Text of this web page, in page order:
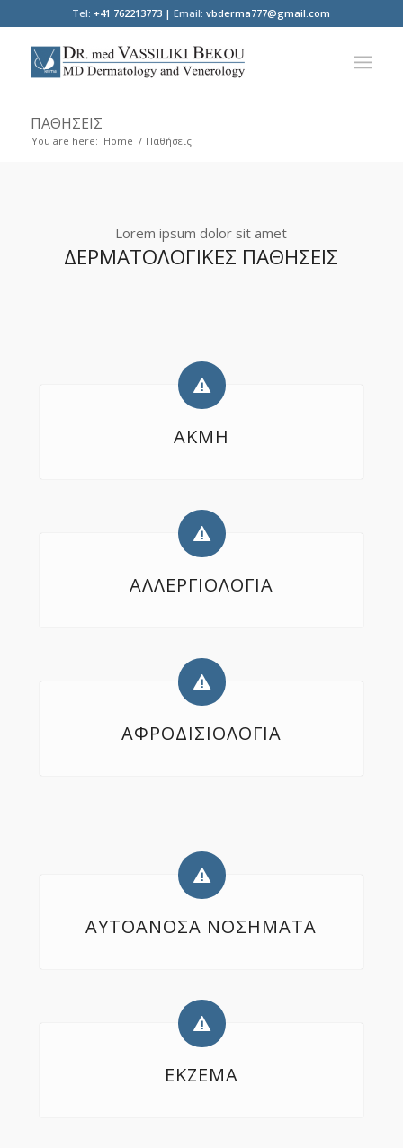
Tel: +41 762213773 |Email: vbderma777@gmail.com
ΠΑΘΉΣΕΙΣ
You are here: Home / Παθήσεις
Lorem ipsum dolor sit amet
ΔΕΡΜΑΤΟΛΟΓΙΚΕΣ ΠΑΘΗΣΕΙΣ
ΑΚΜΗ
ΑΛΛΕΡΓΙΟΛΟΓΙΑ
ΑΦΡΟΔΙΣΙΟΛΟΓΊΑ
ΑΥΤΟΑΝΟΣΑ ΝΟΣΗΜΑΤΑ
ΕΚΖΕΜΑ